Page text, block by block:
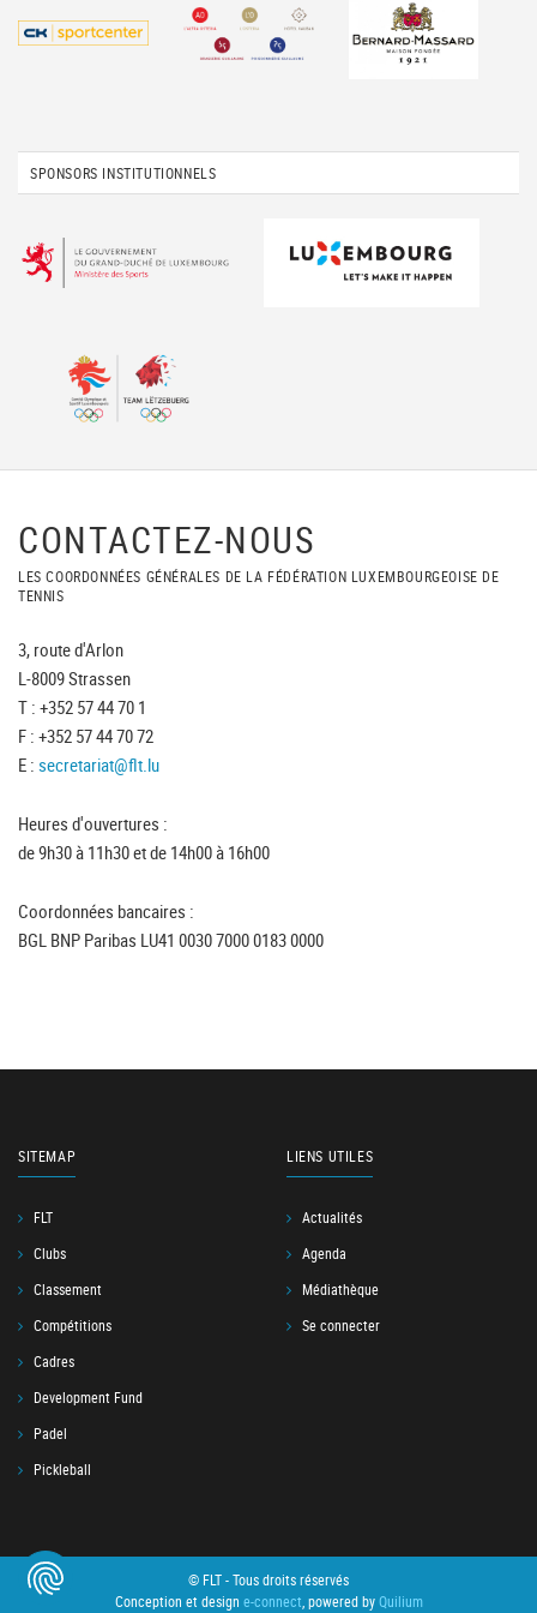
SPONSORS INSTITUTIONNELS
CONTACTEZ-NOUS
LES COORDONNÉES GÉNÉRALES DE LA FÉDÉRATION LUXEMBOURGEOISE DE
TENNIS
3, route d'Arlon
L-8009 Strassen
T : +352 57 44 70 1
F : +352 57 44 70 72
E : secretariat@flt.lu
Heures d'ouvertures :
de 9h30 à 11h30 et de 14h00 à 16h00
Coordonnées bancaires :
BGL BNP Paribas LU41 0030 7000 0183 0000
SITEMAP
FLT
Clubs
Classement
Compétitions
Cadres
Development Fund
Padel
Pickleball
LIENS UTILES
Actualités
Agenda
Médiathèque
Se connecter
© FLT - Tous droits réservés
Conception et design e-connect, powered byQuilium